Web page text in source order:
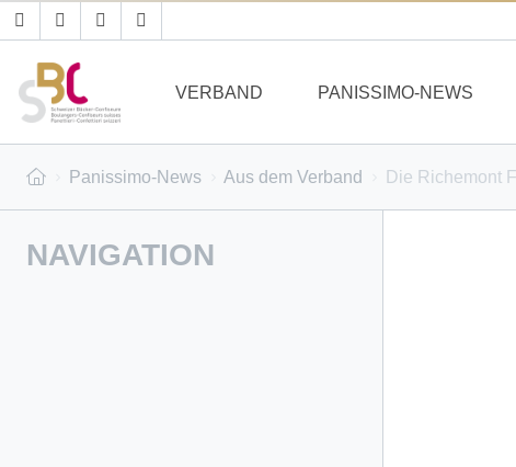
VERBAND PANISSIMO-NEWS
Panissimo-News Aus dem Verband Die Richemont
NAVIGATION